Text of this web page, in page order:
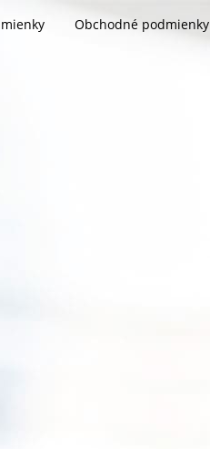
Obchodné podmienky